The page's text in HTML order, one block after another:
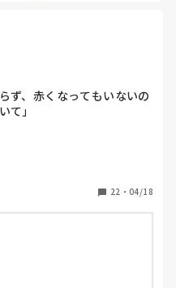
ず、赤くなってもいないの
て」
込むようにと。
れること多数
いです
22 ・ 04/18